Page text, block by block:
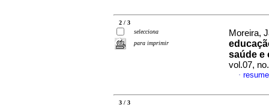
2 / 3
selecciona
para imprimir
Moreira,
saúde e
vol.07,
·
3 / 3